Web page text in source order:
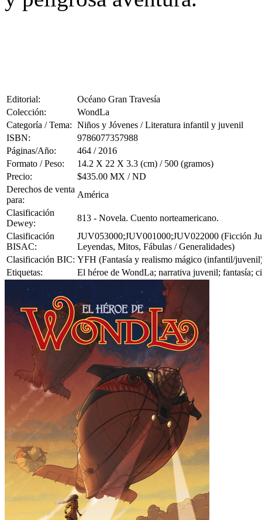
Editorial:
Océano Gran Travesía
Colección:
WondLa
Categoría / Tema: Niños y Jóvenes / Literatura infantil y juvenil
ISBN:
9786077357988
Páginas/Año:
464 / 2016
Formato / Peso:
14.2 X 22 X 3.3 (cm) / 500 (gramos)
Precio:
$435.00 MX / ND
Derechos de venta
para:
América
Clasificación
Dewey:
813 - Novela. Cuento norteamericano.
Clasificación
BISAC:
JUV053000;JUV001000;JUV022000 (Ficción
Leyendas, Mitos, Fábulas / Generalidades)
Clasificación BIC: YFH (Fantasía y realismo mágico (infantil/
Etiquetas:
El héroe de WondLa; narrativa juvenil; fantasía;